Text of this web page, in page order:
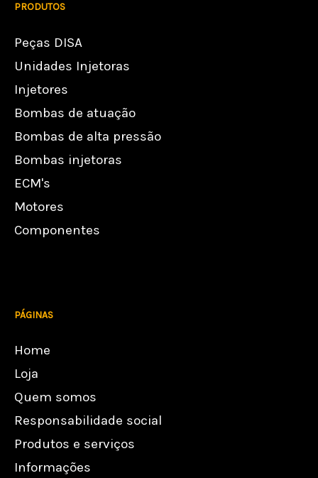
PRODUTOS
Peças DISA
Unidades Injetoras
Injetores
Bombas de atuação
Bombas de alta pressão
Bombas injetoras
ECM's
Motores
Componentes
PÁGINAS
Home
Loja
Quem somos
Responsabilidade social
Produtos e serviços
Informações